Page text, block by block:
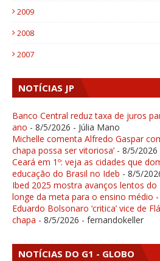
2009
2008
2007
NOTÍCIAS JP
Banco Central reduz taxa de juros
ano - 8/5/2026 - Júlia Mano
Michelle comenta Alfredo Gaspar
chapa possa ser vitoriosa’ - 8/5/2026
Ceará em 1º: veja as cidades que
educação do Brasil no Ideb - 8/5/
Ibed 2025 mostra avanços lentos do
longe da meta para o ensino médio
Eduardo Bolsonaro ‘critica’ vice de
chapa - 8/5/2026 - fernandokeller
NOTÍCIAS DO G1 - GLOBO